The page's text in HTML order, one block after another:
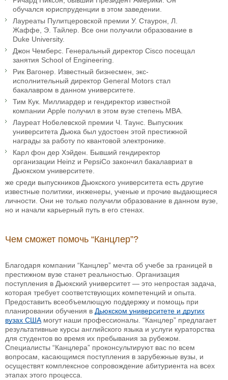
обучался юриспруденции в этом заведении.
Лауреаты Пулитцеровской премии У. Стаурон, Л.
Жаффе, Э. Тайлер. Все они получили образование в
Duke University.
Джон Чемберс. Генеральный директор Cisco посещал
занятия School of Engineering.
Рик Вагонер. Известный бизнесмен, экс-
исполнительный директор General Motors стал
бакалавром в данном университете.
Тим Кук. Миллиардер и гендиректор известной
компании Apple получил в этом вузе степень MBA.
Лауреат Нобелевской премии Ч. Таунс. Выпускник
университета Дьюка был удостоен этой престижной
награды за работу по квантовой электронике.
Карл фон дер Хэйден. Бывший гендиректор
организации Heinz и PepsiCo закончил бакалавриат в
Дьюкском университете.
же среди выпускников Дьюкского университета есть другие
известные политики, инженеры, ученые и прочие выдающиеся
личности. Они не только получили образование в данном вузе,
но и начали карьерный путь в его стенах.
Чем сможет помочь “Канцлер”?
Благодаря компании “Канцлер” мечта об учебе за границей в
престижном вузе станет реальностью. Организация
поступления в Дьюкский университет — это непростая задача,
которая требует соответствующих компетенций и опыта.
Предоставить всеобъемлющую поддержку и помощь при
планировании обучения в Дьюкском университете и других
вузах США могут наши профессионалы. “Канцлер” предлагает
результативные курсы английского языка и услуги кураторства
для студентов во время их пребывания за рубежом.
Специалисты “Канцлера” проконсультируют вас по всем
вопросам, касающимся поступления в зарубежные вузы, и
осуществят комплексное сопровождение абитуриента на всех
этапах этого процесса.